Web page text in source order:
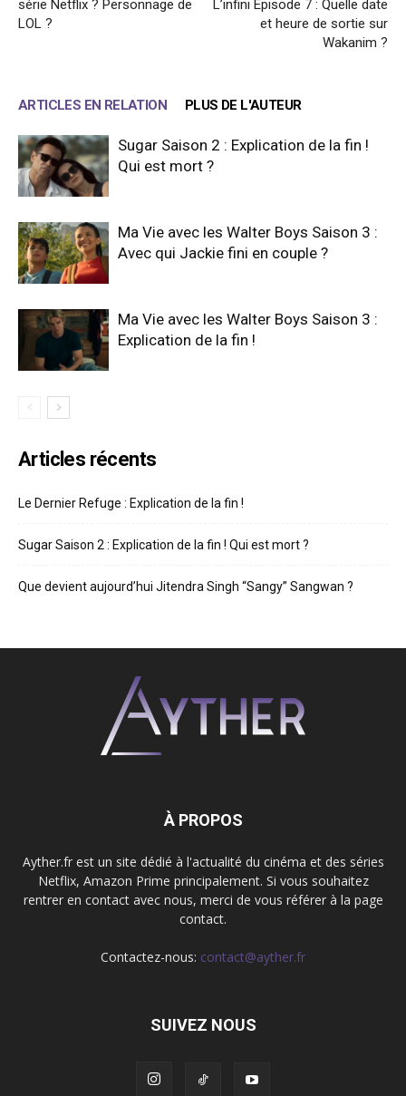
série Netflix ? Personnage de
LOL ?
L’infini Épisode 7 : Quelle date
et heure de sortie sur
Wakanim ?
ARTICLES EN RELATION PLUS DE L'AUTEUR
Sugar Saison 2 : Explication de la fin !
Qui est mort ?
Ma Vie avec les Walter Boys Saison 3 :
Avec qui Jackie fini en couple ?
Ma Vie avec les Walter Boys Saison 3 :
Explication de la fin !
Articles récents
Le Dernier Refuge : Explication de la fin !
Sugar Saison 2 : Explication de la fin ! Qui est mort ?
Que devient aujourd’hui Jitendra Singh “Sangy” Sangwan ?
À PROPOS
Ayther.fr est un site dédié à l'actualité du cinéma et des séries
Netflix, Amazon Prime principalement. Si vous souhaitez
rentrer en contact avec nous, merci de vous référer à la page
contact.
Contactez-nous: contact@ayther.fr
SUIVEZ NOUS